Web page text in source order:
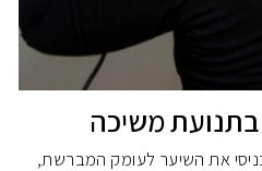
משיכה
את השיער לעומק המברשת,